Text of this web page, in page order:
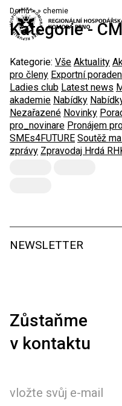
Domů » chemie
Kategorie -
Kategorie: Vše Aktuality
pro členy Exportní
Ladies club Latest news
akademie Nabídky
Nezařazené Novinky
pro_novinare Pronájem
SMEs4FUTURE Soutěž
zprávy Zpravodaj Hrdá
NEWSLETTER
Zůstaňme
v kontaktu